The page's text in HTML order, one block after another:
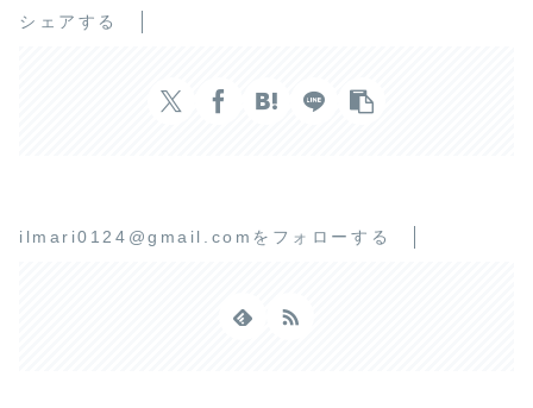
シェアする
ilmari0124@gmail.comをフォローする